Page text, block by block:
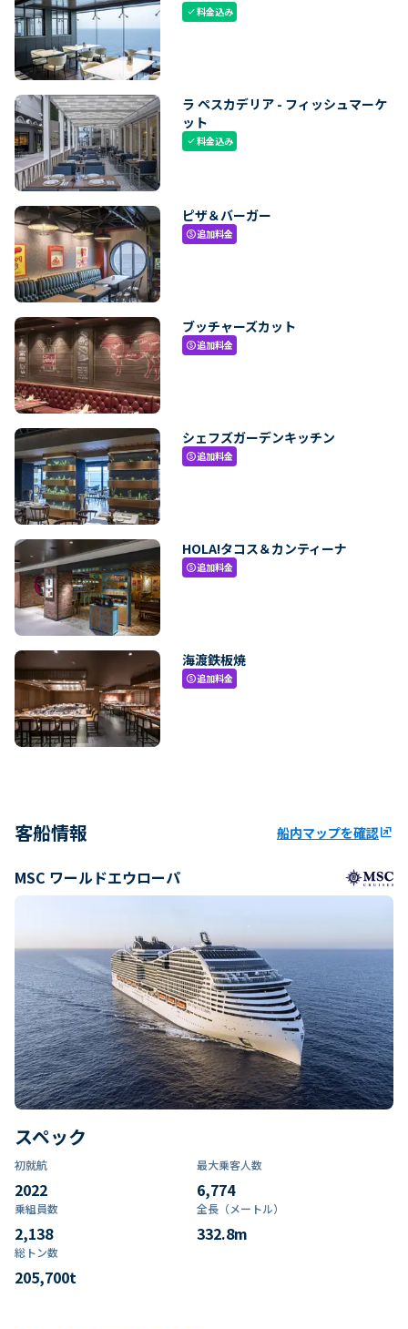
check料金込み
ラ ペスカデリア - フィッシュマーケ
ット
check料金込み
ピザ＆バーガー
paid追加料金
ブッチャーズカット
paid追加料金
シェフズガーデンキッチン
paid追加料金
HOLA!タコス＆カンティーナ
paid追加料金
海渡鉄板焼
paid追加料金
客船情報 船内マップを確認ungroup
MSC ワールドエウローパ
スペック
初就航
2022
最大乗客人数
6,774
乗組員数​
2,138
全長（メートル）
332.8m
総トン数​
205,700t